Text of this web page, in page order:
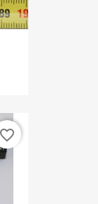
favorite_border